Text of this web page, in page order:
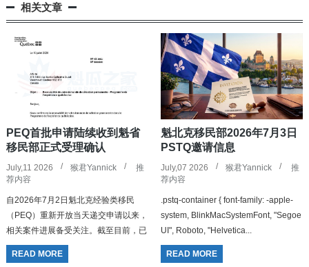
相关文章
PEQ首批申请陆续收到魁省
移民部正式受理确认
July,11 2026 猴君Yannick
推
荐内容
自2026年7月2日魁北克经验类移民
（PEQ）重新开放当天递交申请以来，
相关案件进展备受关注。截至目前，已
有部分申请人陆续收到魁北克移民部发
出的正式受理确认信（信件标题为：
READ MORE
魁北克移民部2026年7月3日
PSTQ邀请信息
July,07 2026 猴君Yannick
推
荐内容
.pstq-container { font-family: -apple-
system, BlinkMacSystemFont, "Segoe
UI", Roboto, "Helvetica...
READ MORE